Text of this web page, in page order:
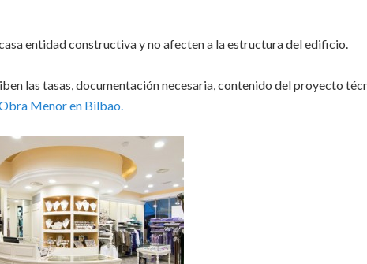
entidad constructiva y no afecten a la estructura del edificio.
las tasas, documentación necesaria, contenido del proyecto
Menor en Bilbao.